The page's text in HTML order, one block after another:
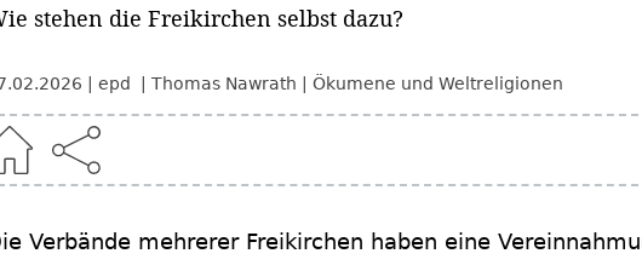
stehen die Freikirchen selbst dazu?
epd Thomas Nawrath Ökumene und Weltreligionen
Verbände mehrerer Freikirchen haben eine